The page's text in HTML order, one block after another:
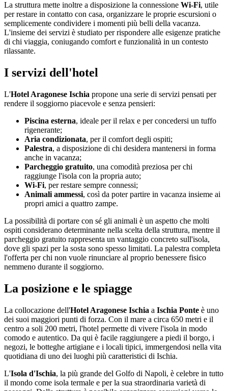
La struttura mette inoltre a disposizione la connessione Wi-Fi, utile
per restare in contatto con casa, organizzare le proprie escursioni o
semplicemente condividere i momenti più belli della vacanza.
L'insieme dei servizi è studiato per rispondere alle esigenze pratiche
di chi viaggia, coniugando comfort e funzionalità in un contesto
rilassante.
I servizi dell'hotel
L'Hotel Aragonese Ischia propone una serie di servizi pensati per
rendere il soggiorno piacevole e senza pensieri:
Piscina esterna, ideale per il relax e per concedersi un tuffo
rigenerante;
Aria condizionata, per il comfort degli ospiti;
Palestra, a disposizione di chi desidera mantenersi in forma
anche in vacanza;
Parcheggio gratuito, una comodità preziosa per chi
raggiunge l'isola con la propria auto;
Wi-Fi, per restare sempre connessi;
Animali ammessi, così da poter partire in vacanza insieme ai
propri amici a quattro zampe.
La possibilità di portare con sé gli animali è un aspetto che molti
ospiti considerano determinante nella scelta della struttura, mentre il
parcheggio gratuito rappresenta un vantaggio concreto sull'isola,
dove gli spazi per la sosta sono spesso limitati. La palestra completa
l'offerta per chi non vuole rinunciare al proprio benessere fisico
nemmeno durante il soggiorno.
La posizione e le spiagge
La collocazione dell'Hotel Aragonese Ischia a Ischia Ponte è uno
dei suoi maggiori punti di forza. Con il mare a circa 650 metri e il
centro a soli 200 metri, l'hotel permette di vivere l'isola in modo
comodo e autentico. Da qui è facile raggiungere a piedi il borgo, i
negozi, le botteghe artigiane e i locali tipici, immergendosi nella vita
quotidiana di uno dei luoghi più caratteristici di Ischia.
L'Isola d'Ischia, la più grande del Golfo di Napoli, è celebre in tutto
il mondo come isola termale e per la sua straordinaria varietà di